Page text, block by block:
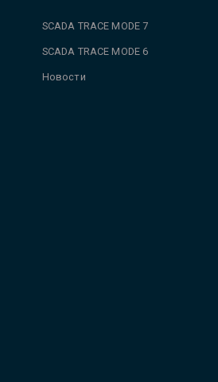
SCADA TRACE MODE 7
SCADA TRACE MODE 6
Новости